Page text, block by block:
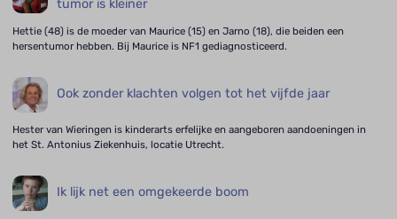
tumor is kleiner
Hettie (48) is de moeder van Maurice (15) en Jarno (18), die beiden een
hersentumor hebben. Bij Maurice is NF1 gediagnosticeerd.
Ook zonder klachten volgen tot het vijfde jaar
Hester van Wieringen is kinderarts erfelijke en aangeboren aandoeningen in
het St. Antonius Ziekenhuis, locatie Utrecht.
Ik lijk net een omgekeerde boom